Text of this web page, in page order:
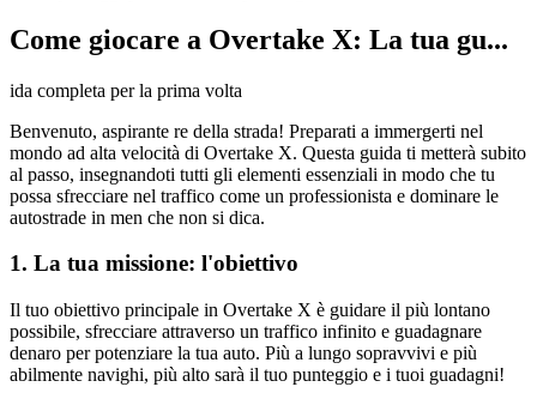
Come giocare a Overtake X: La tua gu...
ida completa per la prima volta
Benvenuto, aspirante re della strada! Preparati a immergerti nel
mondo ad alta velocità di Overtake X. Questa guida ti metterà subito
al passo, insegnandoti tutti gli elementi essenziali in modo che tu
possa sfrecciare nel traffico come un professionista e dominare le
autostrade in men che non si dica.
1. La tua missione: l'obiettivo
Il tuo obiettivo principale in Overtake X è guidare il più lontano
possibile, sfrecciare attraverso un traffico infinito e guadagnare
denaro per potenziare la tua auto. Più a lungo sopravvivi e più
abilmente navighi, più alto sarà il tuo punteggio e i tuoi guadagni!